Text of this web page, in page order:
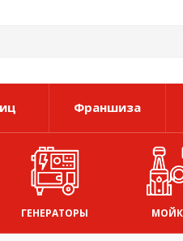
Франшиза
ГЕНЕРАТОРЫ